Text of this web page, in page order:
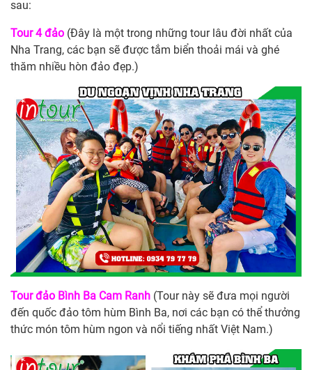
sau:
Tour 4 đảo (Đây là một trong những tour lâu đời nhất của
Nha Trang, các bạn sẽ được tắm biển thoải mái và ghé
thăm nhiều hòn đảo đẹp.)
Tour đảo Bình Ba Cam Ranh (Tour này sẽ đưa mọi người
đến quốc đảo tôm hùm Bình Ba, nơi các bạn có thể thưởng
thức món tôm hùm ngon và nổi tiếng nhất Việt Nam.)